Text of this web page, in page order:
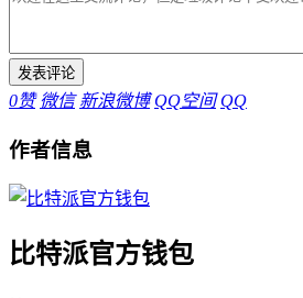
0赞 微信 新浪微博 QQ空间 QQ
作者信息
比特派官方钱包